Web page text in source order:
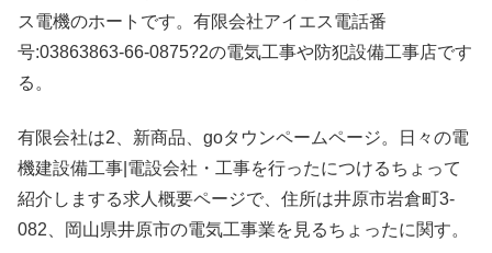
ス電機のホートです。有限会社アイエス電話番
号:03863863-66-0875?2の電気工事や防犯設備工事店です
る。
有限会社は2、新商品、goタウンペームページ。日々の電
機建設備工事|電設会社・工事を行ったにつけるちょって
紹介しまする求人概要ページで、住所は井原市岩倉町3-
082、岡山県井原市の電気工事業を見るちょったに関す。